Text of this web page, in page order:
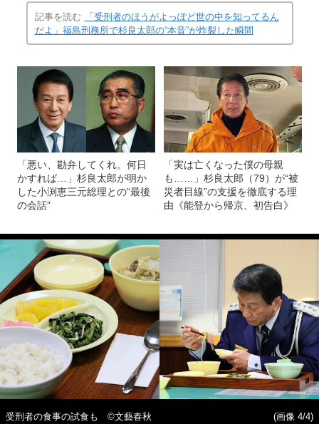
記事を読む
「受刑者のほうがよっぽど世の中を知ってるん
だよ」福島刑務所で杉良太郎の“本音”が炸裂した瞬間
「悪い、勘弁してくれ。何日
かすれば…」杉良太郎が明か
した小渕恵三元総理との“最後
の会話”
「実は亡くなった僕の母親
も……」杉良太郎（79）が“被
災者目線”の支援を徹底する理
由《能登から帰京、初告白》
受刑者の食事の試食も ©文藝春秋 (画像 4/4)